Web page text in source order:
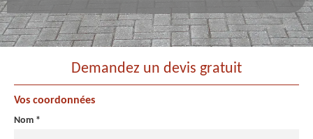
Demandez un devis gratuit
Vos coordonnées
Nom *